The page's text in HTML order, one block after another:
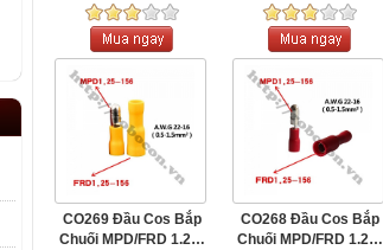
CO269 Đầu Cos Bắp
Chuối MPD/FRD 1.25-
CO268 Đầu Cos Bắp
Chuối MPD/FRD 1.25-